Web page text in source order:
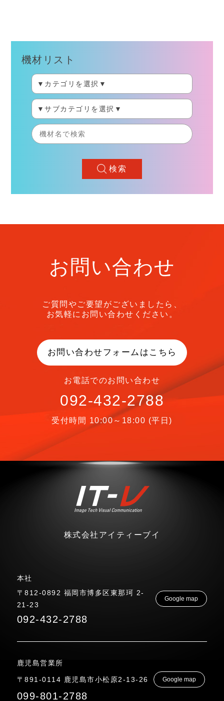
機材リスト
検索
お問い合わせ
ご質問やご要望がございましたら、
お気軽にお問い合わせください。
お問い合わせフォームはこちら
お電話でのお問い合わせ
092-432-2788
受付時間 10:00～18:00 (平日)
株式会社アイティーブイ
本社
〒812-0892 福岡市博多区東那珂 2-
21-23
Google map
092-432-2788
鹿児島営業所
〒891-0114 鹿児島市小松原2-13-26 Google map
099-801-2788